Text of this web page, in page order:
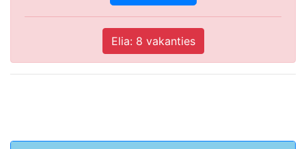
Elia: 8 vakanties